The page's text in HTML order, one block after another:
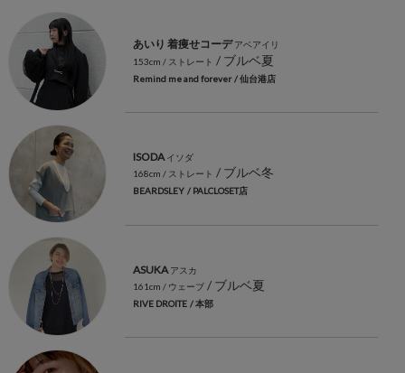
あいり 着痩せコーデ アベアイリ
153cm / ストレート / ブルベ夏
Remind me and forever / 仙台港店
ISODA イソダ
168cm / ストレート / ブルベ冬
BEARDSLEY / PALCLOSET店
ASUKA アスカ
161cm / ウェーブ / ブルベ夏
RIVE DROITE / 本部